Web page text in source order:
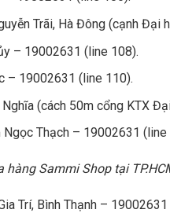
Trãi, Hà Đông (cạnh Đại
– 19002631 (line 108).
– 19002631 (line 110).
(cách 50m cổng KTX
Thạch – 19002631 (line
Sammi Shop tại
Trí, Bình Thạnh –